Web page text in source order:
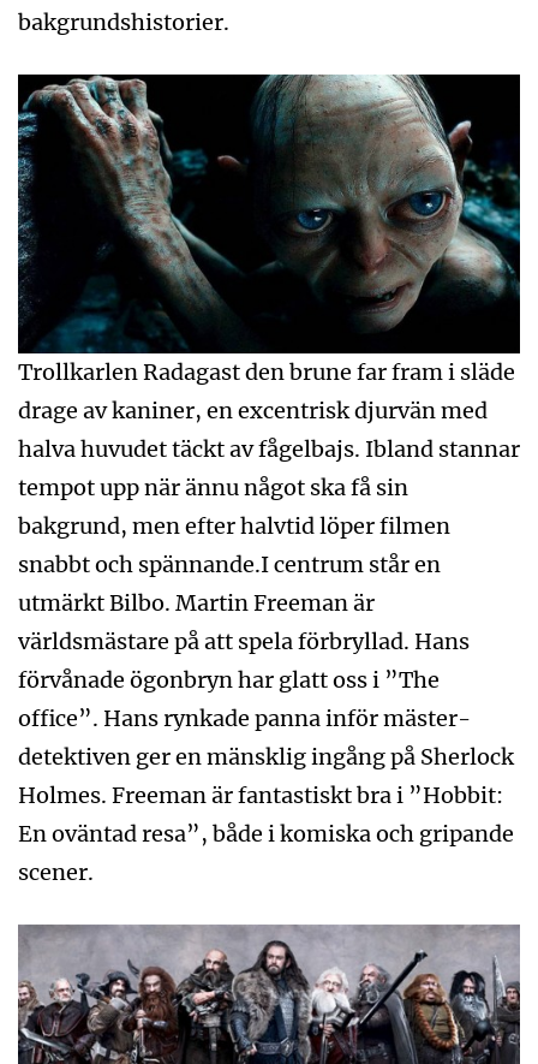
bakgrundshistorier.
Trollkarlen Radagast den brune far fram i släde
drage av kaniner, en excentrisk djurvän med
halva huvudet täckt av fågelbajs. Ibland stannar
tempot upp när ännu något ska få sin
bakgrund, men efter halvtid löper filmen
snabbt och spännande.I centrum står en
utmärkt Bilbo. Martin Freeman är
världsmästare på att spela förbryllad. Hans
förvånade ögonbryn har glatt oss i ”The
office”. Hans rynkade panna inför mäster­
detektiven ger en mänsklig ingång på Sherlock
Holmes. Freeman är fantastiskt bra i ”Hobbit:
En oväntad resa”, både i komiska och gripande
scener.